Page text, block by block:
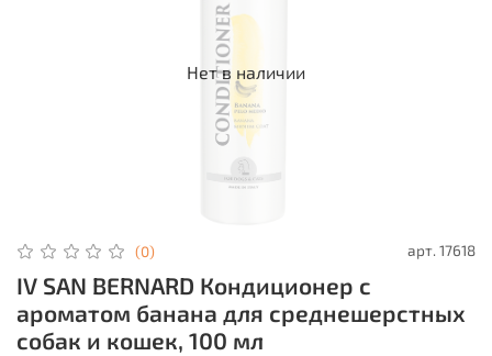
Нет в наличии
(0) арт. 17618
IV SAN BERNARD Кондиционер с
ароматом банана для среднешерстных
собак и кошек, 100 мл